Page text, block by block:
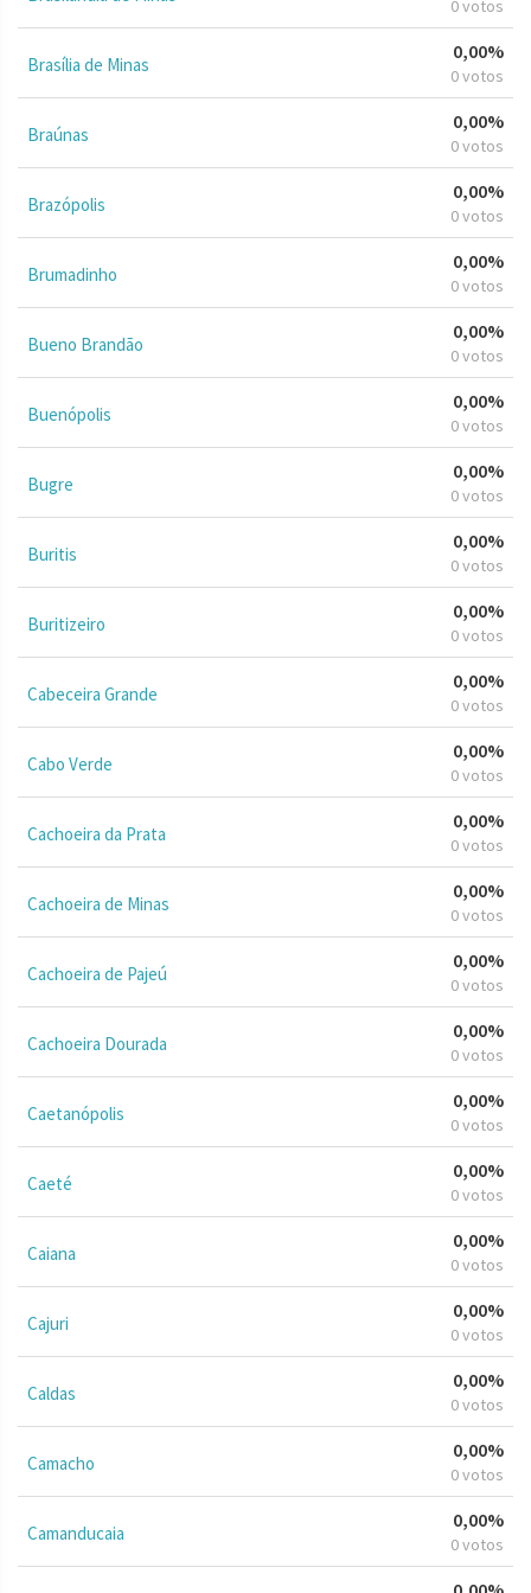
0 votos
Brasília de Minas
0,00%
0 votos
Braúnas
0,00%
0 votos
Brazópolis
0,00%
0 votos
Brumadinho
0,00%
0 votos
Bueno Brandão
0,00%
0 votos
Buenópolis
0,00%
0 votos
Bugre
0,00%
0 votos
Buritis
0,00%
0 votos
Buritizeiro
0,00%
0 votos
Cabeceira Grande
0,00%
0 votos
Cabo Verde
0,00%
0 votos
Cachoeira da Prata
0,00%
0 votos
Cachoeira de Minas
0,00%
0 votos
Cachoeira de Pajeú
0,00%
0 votos
Cachoeira Dourada
0,00%
0 votos
Caetanópolis
0,00%
0 votos
Caeté
0,00%
0 votos
Caiana
0,00%
0 votos
Cajuri
0,00%
0 votos
Caldas
0,00%
0 votos
Camacho
0,00%
0 votos
Camanducaia
0,00%
0 votos